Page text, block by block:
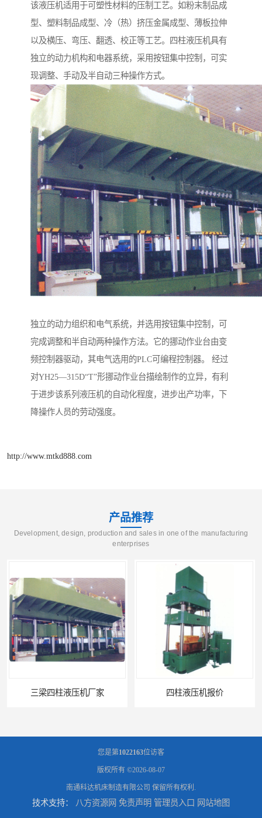
该液压机适用于可塑性材料的压制工艺。如粉末制品成
型、塑料制品成型、冷（热）挤压金属成型、薄板拉伸
以及横压、弯压、翻透、校正等工艺。四柱液压机具有
独立的动力机构和电器系统，采用按钮集中控制，可实
现调整、手动及半自动三种操作方式。
独立的动力组织和电气系统，并选用按钮集中控制，可
完成调整和半自动两种操作方法。它的挪动作业台由变
频控制器驱动，其电气选用的PLC可编程控制器。 经过
对YH25—315D“T”形挪动作业台描绘制作的立异，有利
于进步该系列液压机的自动化程度，进步出产功率，下
降操作人员的劳动强度。
http://www.mtkd888.com
产品推荐
Development, design, production and sales in one of the manufacturing
enterprises
三梁四柱液压机厂家 四柱液压机报价
您是第1022163位访客
版权所有 ©2026-08-07
南通科达机床制造有限公司 保留所有权利.
技术支持： 八方资源网 免责声明 管理员入口 网站地图